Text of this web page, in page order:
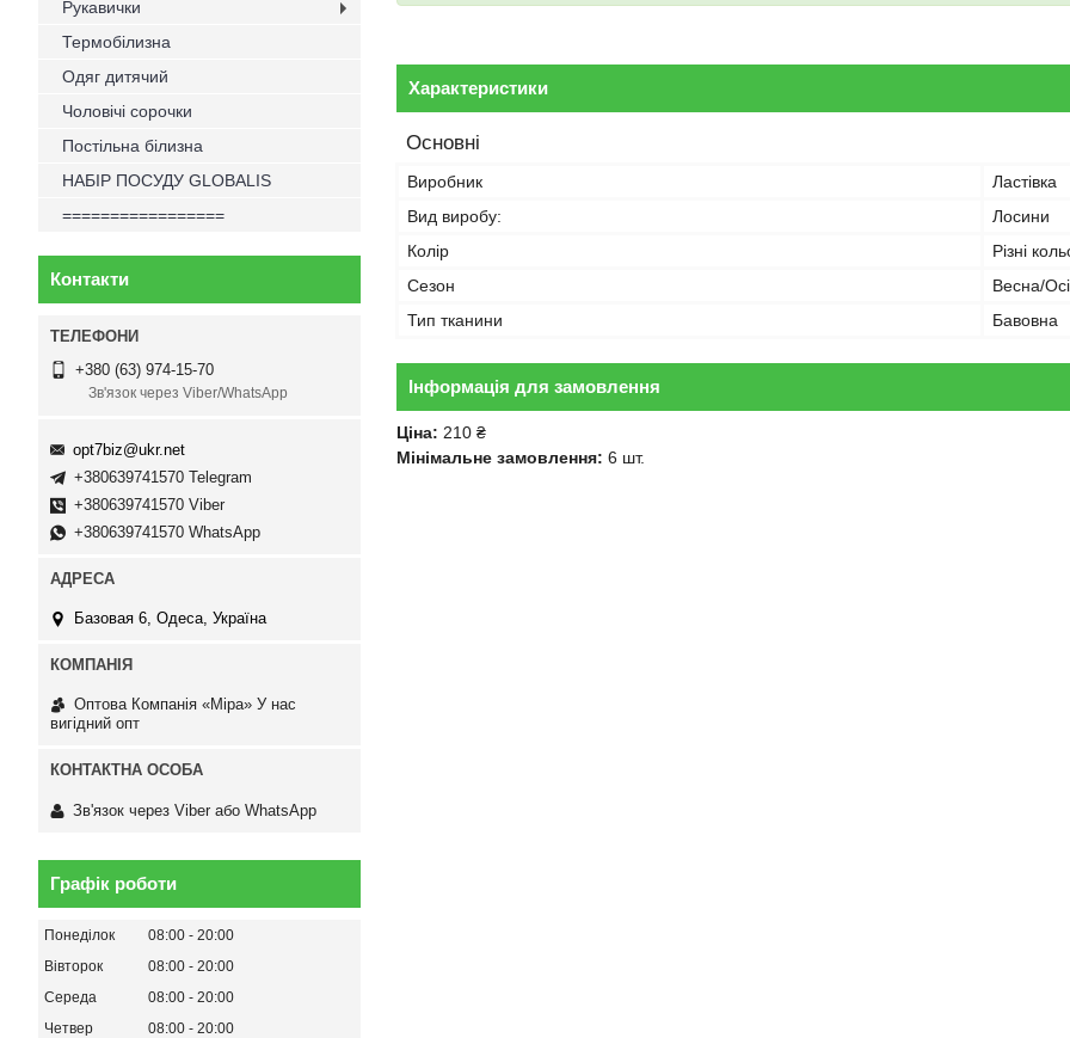
Характеристики
Основні
Виробник
Ластівка
Вид виробу:
Лосини
Колір
Різні
Сезон
Весна/
Тип тканини
Бавовна
Інформація для замовлення
Ціна: 210 ₴
Мінімальне замовлення: 6 шт.
Рукавички
Термобілизна
Одяг дитячий
Чоловічі сорочки
Постільна білизна
НАБІР ПОСУДУ GLOBALIS
=================
Контакти
+380 (63) 974-15-70
Зв'язок через Viber/WhatsApp
opt7biz@ukr.net
+380639741570 Telegram
+380639741570 Viber
+380639741570 WhatsApp
Базовая 6, Одеса, Україна
Оптова Компанія «Міра» У нас
вигідний опт
Зв'язок через Viber або WhatsApp
Графік роботи
Понеділок 08:00
20:00
Вівторок
08:00
20:00
Середа
08:00
20:00
Четвер
08:00
20:00